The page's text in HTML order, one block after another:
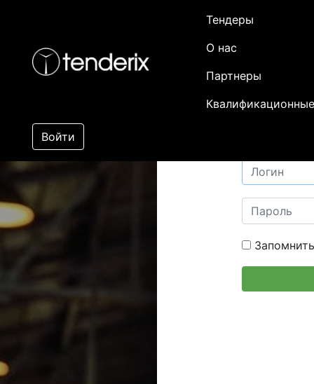
Тендеры
О нас
Партнеры
Войти